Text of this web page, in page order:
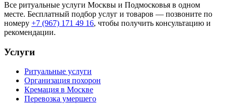
Все ритуальные услуги Москвы и Подмосковья в одном
месте. Бесплатный подбор услуг и товаров — позвоните по
номеру +7 (967) 171 49 16, чтобы получить консультацию и
рекомендации.
Услуги
Ритуальные услуги
Организация похорон
Кремация в Москве
Перевозка умершего